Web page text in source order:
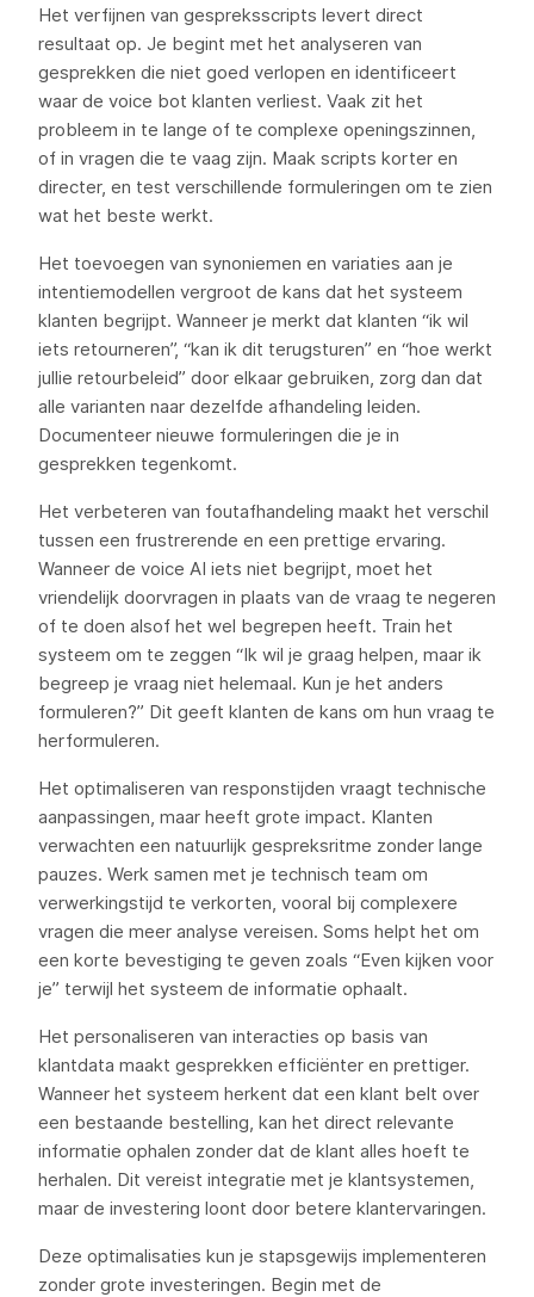
Het verfijnen van gespreksscripts levert direct
resultaat op. Je begint met het analyseren van
gesprekken die niet goed verlopen en identificeert
waar de voice bot klanten verliest. Vaak zit het
probleem in te lange of te complexe openingszinnen,
of in vragen die te vaag zijn. Maak scripts korter en
directer, en test verschillende formuleringen om te zien
wat het beste werkt.
Het toevoegen van synoniemen en variaties aan je
intentiemodellen vergroot de kans dat het systeem
klanten begrijpt. Wanneer je merkt dat klanten “ik wil
iets retourneren”, “kan ik dit terugsturen” en “hoe werkt
jullie retourbeleid” door elkaar gebruiken, zorg dan dat
alle varianten naar dezelfde afhandeling leiden.
Documenteer nieuwe formuleringen die je in
gesprekken tegenkomt.
Het verbeteren van foutafhandeling maakt het verschil
tussen een frustrerende en een prettige ervaring.
Wanneer de voice AI iets niet begrijpt, moet het
vriendelijk doorvragen in plaats van de vraag te negeren
of te doen alsof het wel begrepen heeft. Train het
systeem om te zeggen “Ik wil je graag helpen, maar ik
begreep je vraag niet helemaal. Kun je het anders
formuleren?” Dit geeft klanten de kans om hun vraag te
herformuleren.
Het optimaliseren van responstijden vraagt technische
aanpassingen, maar heeft grote impact. Klanten
verwachten een natuurlijk gespreksritme zonder lange
pauzes. Werk samen met je technisch team om
verwerkingstijd te verkorten, vooral bij complexere
vragen die meer analyse vereisen. Soms helpt het om
een korte bevestiging te geven zoals “Even kijken voor
je” terwijl het systeem de informatie ophaalt.
Het personaliseren van interacties op basis van
klantdata maakt gesprekken efficiënter en prettiger.
Wanneer het systeem herkent dat een klant belt over
een bestaande bestelling, kan het direct relevante
informatie ophalen zonder dat de klant alles hoeft te
herhalen. Dit vereist integratie met je klantsystemen,
maar de investering loont door betere klantervaringen.
Deze optimalisaties kun je stapsgewijs implementeren
zonder grote investeringen. Begin met de